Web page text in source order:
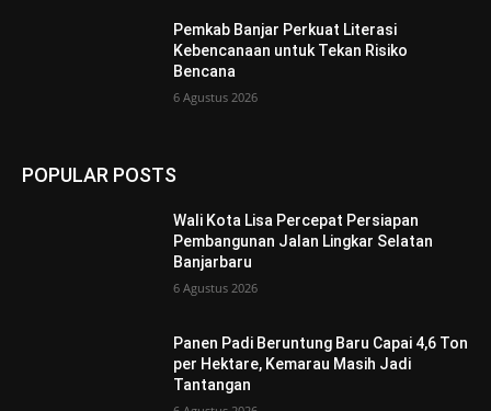
Pemkab Banjar Perkuat Literasi
Kebencanaan untuk Tekan Risiko
Bencana
6 Agustus 2026
POPULAR POSTS
Wali Kota Lisa Percepat Persiapan
Pembangunan Jalan Lingkar Selatan
Banjarbaru
6 Agustus 2026
Panen Padi Beruntung Baru Capai 4,6 Ton
per Hektare, Kemarau Masih Jadi
Tantangan